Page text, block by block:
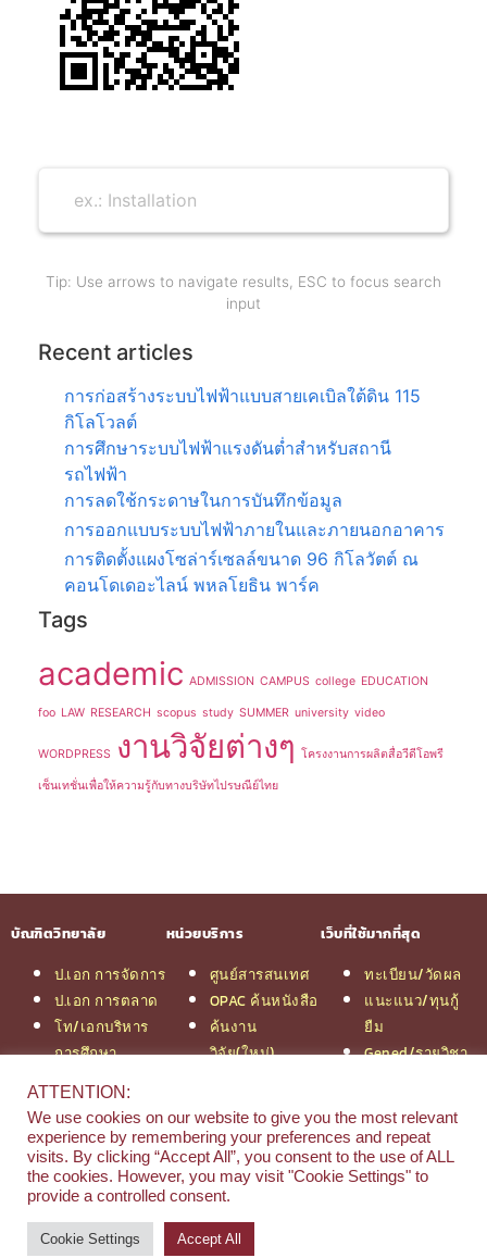
Tip: Use arrows to navigate results, ESC to focus search
input
Recent articles
การก่อสร้างระบบไฟฟ้าแบบสายเคเบิลใต้ดิน 115
กิโลโวลต์
การศึกษาระบบไฟฟ้าแรงดันต่ำสำหรับสถานี
รถไฟฟ้า
การลดใช้กระดาษในการบันทึกข้อมูล
การออกแบบระบบไฟฟ้าภายในและภายนอกอาคาร
การติดตั้งแผงโซล่าร์เซลล์ขนาด 96 กิโลวัตต์ ณ
คอนโดเดอะไลน์ พหลโยธิน พาร์ค
Tags
academic ADMISSION CAMPUS college EDUCATION
foo LAW RESEARCH scopus study SUMMER university video
WORDPRESS งานวิจัยต่างๆ โครงงานการผลิตสื่อวีดีโอพรี
เซ็นเทชั่นเพื่อให้ความรู้กับทางบริษัทไปรษณีย์ไทย
บัณฑิตวิทยาลัย
ป.เอก การจัดการ
ป.เอก การตลาด
โท/เอกบริหาร
การศึกษา
สารสนเทศ
ป.โท จัดการฯ
วิศวกรรม
ป.โท นิติศาสตร์
หน่วยบริการ
ศูนย์สารสนเทศ
OPAC ค้นหนังสือ
ค้นงาน
วิจัย(ใหม่)
เว็บที่ใช้มากที่สุด
ทะเบียน/วัดผล
แนะแนว/ทุนกู้
ยืม
Gened/รายวิชา
ป.โท MBA
คณะ
บริหารธุรกิจ
© 2026 e-Research | Siam University
ATTENTION:
We use cookies on our website to give you the most relevant
experience by remembering your preferences and repeat
visits. By clicking “Accept All”, you consent to the use of ALL
the cookies. However, you may visit "Cookie Settings" to
provide a controlled consent.
Cookie Settings Accept All